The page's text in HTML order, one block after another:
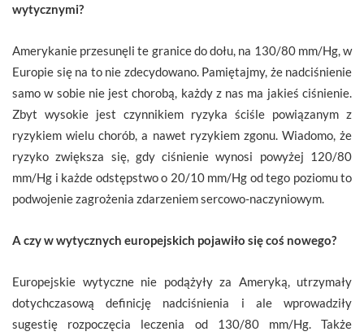
wytycznymi?
Amerykanie przesunęli te granice do dołu, na 130/80 mm/Hg, w
Europie się na to nie zdecydowano. Pamiętajmy, że nadciśnienie
samo w sobie nie jest chorobą, każdy z nas ma jakieś ciśnienie.
Zbyt wysokie jest czynnikiem ryzyka ściśle powiązanym z
ryzykiem wielu chorób, a nawet ryzykiem zgonu. Wiadomo, że
ryzyko zwiększa się, gdy ciśnienie wynosi powyżej 120/80
mm/Hg i każde odstępstwo o 20/10 mm/Hg od tego poziomu to
podwojenie zagrożenia zdarzeniem sercowo-naczyniowym.
A czy w wytycznych europejskich pojawiło się coś nowego?
Europejskie wytyczne nie podążyły za Ameryką, utrzymały
dotychczasową definicję nadciśnienia i ale wprowadziły
sugestię rozpoczęcia leczenia od 130/80 mm/Hg. Także